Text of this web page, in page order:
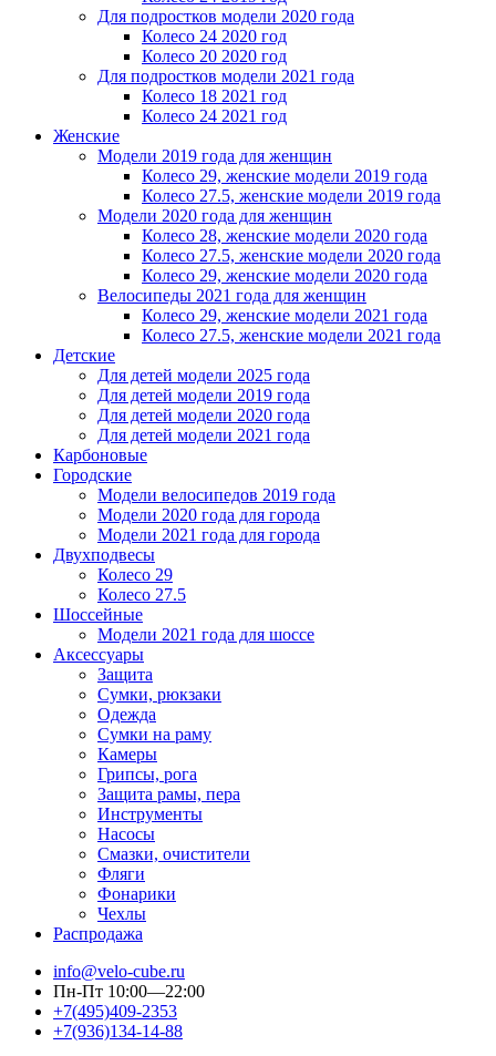
Для подростков модели 2020 года
Колесо 24 2020 год
Колесо 20 2020 год
Для подростков модели 2021 года
Колесо 18 2021 год
Колесо 24 2021 год
Женскиe
Модели 2019 года для женщин
Колесо 29, женские модели 2019 года
Колесо 27.5, женские модели 2019 года
Модели 2020 года для женщин
Колесо 28, женские модели 2020 года
Колесо 27.5, женские модели 2020 года
Колесо 29, женские модели 2020 года
Велосипеды 2021 года для женщин
Колесо 29, женские модели 2021 года
Колесо 27.5, женские модели 2021 года
Детские
Для детей модели 2025 года
Для детей модели 2019 года
Для детей модели 2020 года
Для детей модели 2021 года
Карбоновые
Городские
Модели велосипедов 2019 года
Модели 2020 года для города
Модели 2021 года для города
Двухподвесы
Колесо 29
Колесо 27.5
Шоссейные
Модели 2021 года для шоссе
Аксессуары
Защита
Сумки, рюкзаки
Одежда
Сумки на раму
Камеры
Грипсы, рога
Защита рамы, пера
Инструменты
Насосы
Смазки, очистители
Фляги
Фонарики
Чехлы
Распродажа
info@velo-cube.ru
Пн-Пт 10:00—22:00
+7(495)409-2353
+7(936)134-14-88